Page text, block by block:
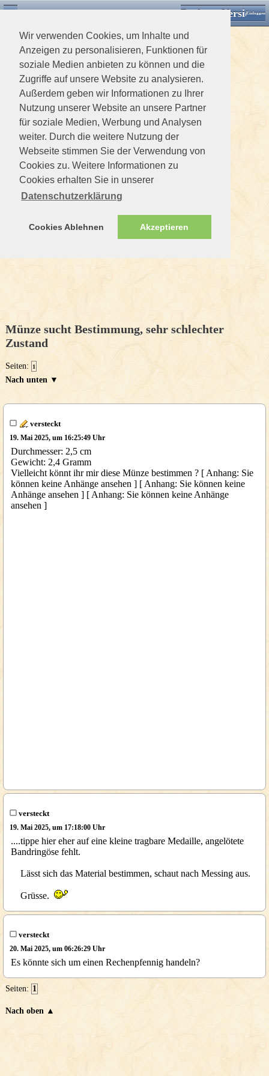
Wir verwenden Cookies, um Inhalte und
Anzeigen zu personalisieren, Funktionen für
soziale Medien anbieten zu können und die
Zugriffe auf unsere Website zu analysieren.
Außerdem geben wir Informationen zu Ihrer
Nutzung unserer Website an unsere Partner
für soziale Medien, Werbung und Analysen
weiter. Durch die weitere Nutzung der
Webseite stimmen Sie der Verwendung von
Cookies zu. Weitere Informationen zu
Cookies erhalten Sie in unserer
Datenschutzerklärung
Cookies Ablehnen Akzeptieren
Desktop VersionEinloggen
Münze sucht Bestimmung, sehr schlechter
Zustand
Seiten: 1
Nach unten ▼
versteckt
19. Mai 2025, um 16:25:49 Uhr
Durchmesser: 2,5 cm
Gewicht: 2,4 Gramm
Vielleicht könnt ihr mir diese Münze bestimmen ? [ Anhang: Sie
können keine Anhänge ansehen ] [ Anhang: Sie können keine
Anhänge ansehen ] [ Anhang: Sie können keine Anhänge
ansehen ]
versteckt
19. Mai 2025, um 17:18:00 Uhr
....tippe hier eher auf eine kleine tragbare Medaille, angelötete
Bandringöse fehlt.
Lässt sich das Material bestimmen, schaut nach Messing aus.
Grüsse.
versteckt
20. Mai 2025, um 06:26:29 Uhr
Es könnte sich um einen Rechenpfennig handeln?
Seiten: 1
Nach oben ▲